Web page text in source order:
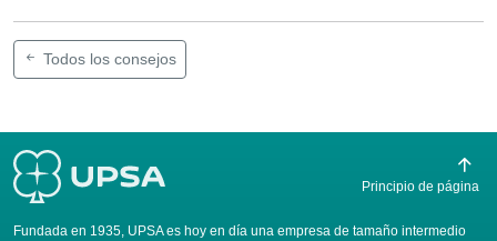
Todos los consejos
Fundada en 1935, UPSA es hoy en día una empresa de tamaño intermedio
Principio de página